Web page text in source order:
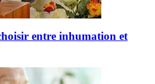
entre inhumation et